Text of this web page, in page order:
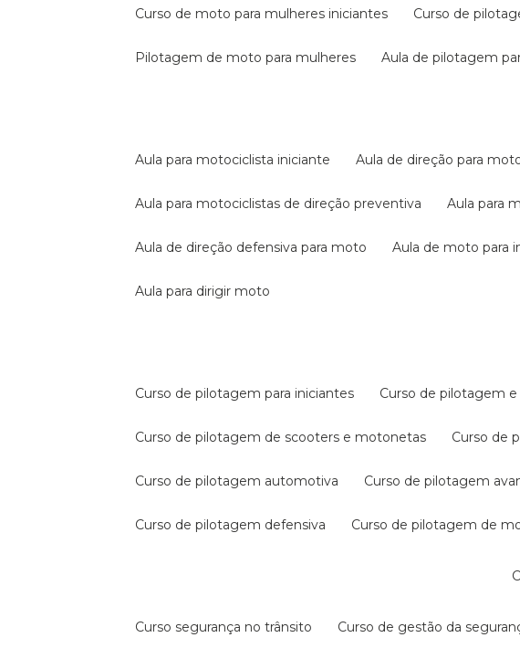
curso de moto para mulheres iniciantes curso de
pilotagem de moto para mulheres aula de pilotagem
aula para motociclista iniciante aula de direção para
aula para motociclistas de direção preventiva aula para
aula de direção defensiva para moto aula de moto para
aula para dirigir moto
curso de pilotagem para iniciantes curso de pilotagem
curso de pilotagem de scooters e motonetas curso de
curso de pilotagem automotiva curso de pilotagem
curso de pilotagem defensiva curso de pilotagem de
curso segurança no trânsito curso de gestão da